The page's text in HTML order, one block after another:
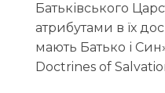
Батьківського
атрибутами в їх
мають Батько і
Doctrines of